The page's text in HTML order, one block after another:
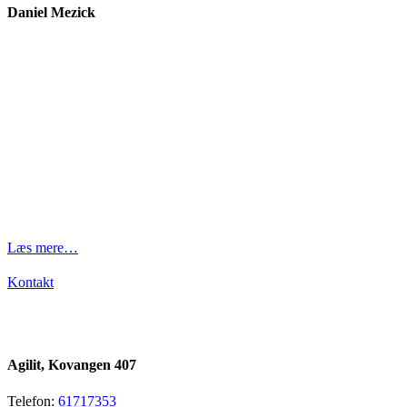
Daniel Mezick
Læs mere…
Kontakt
Agilit, Kovangen 407
Telefon: 61717353